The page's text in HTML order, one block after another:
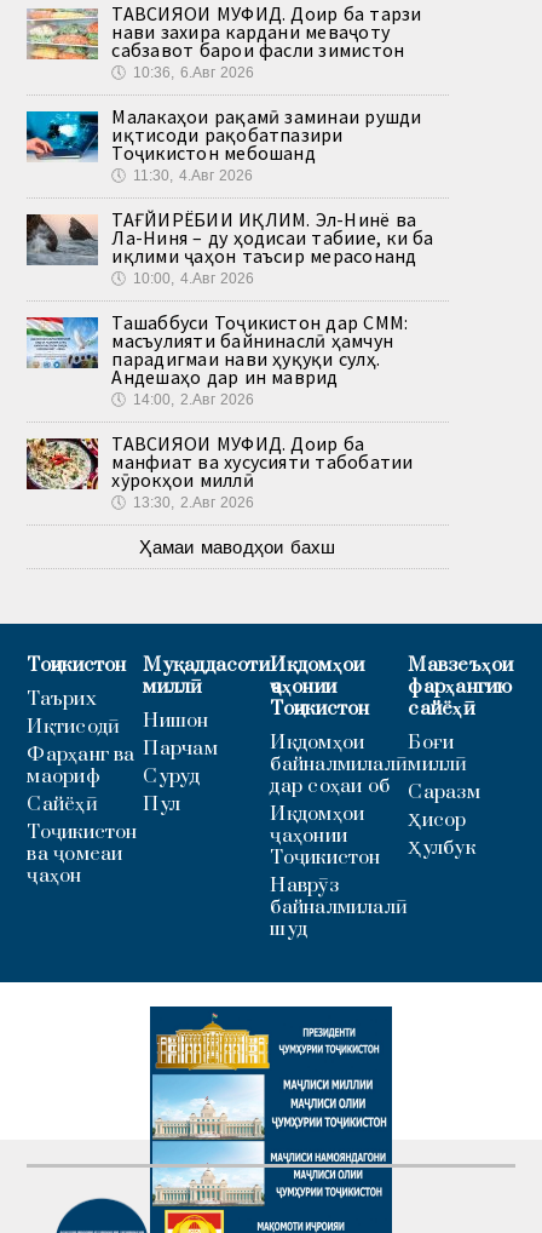
ТАВСИЯҲОИ МУФИД. Доир ба тарзи
нави захира кардани меваҷоту
сабзавот барои фасли зимистон
🕔 10:36, 6.Авг 2026
Малакаҳои рақамӣ заминаи рушди
иқтисоди рақобатпазири
Тоҷикистон мебошанд
🕔 11:30, 4.Авг 2026
ТАҒЙИРЁБИИ ИҚЛИМ. Эл-Нинё ва
Ла-Ниня – ду ҳодисаи табиие, ки ба
иқлими ҷаҳон таъсир мерасонанд
🕔 10:00, 4.Авг 2026
Ташаббуси Тоҷикистон дар СММ:
масъулияти байнинаслӣ ҳамчун
парадигмаи нави ҳуқуқи сулҳ.
Андешаҳо дар ин маврид
🕔 14:00, 2.Авг 2026
ТАВСИЯҲОИ МУФИД. Доир ба
манфиат ва хусусияти табобатии
хӯрокҳои миллӣ
🕔 13:30, 2.Авг 2026
Ҳамаи маводҳои бахш
Тоҷикистон
Таърих
Иқтисодӣ
Фарҳанг ва
маориф
Сайёҳӣ
Тоҷикистон
ва ҷомеаи
ҷаҳон
Муқаддасоти
миллӣ
Нишон
Парчам
Суруд
Пул
Иқдомҳои
ҷаҳонии
Тоҷикистон
Иқдомҳои
байналмилалӣ
дар соҳаи об
Иқдомҳои
ҷаҳонии
Тоҷикистон
Наврӯз
байналмилалӣ
шуд
Мавзеъҳои
фарҳангию
сайёҳӣ
Боғи
миллӣ
Саразм
Ҳисор
Ҳулбук